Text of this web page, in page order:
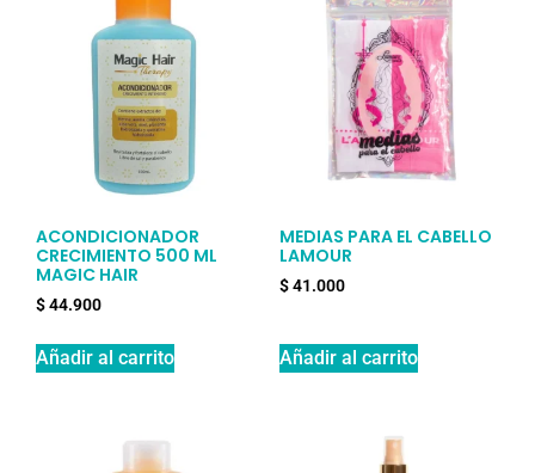
ACONDICIONADOR
CRECIMIENTO 500 ML
MAGIC HAIR
$44.900
Añadir al carrito
MEDIAS PARA EL CABELLO
LAMOUR
$41.000
Añadir al carrito